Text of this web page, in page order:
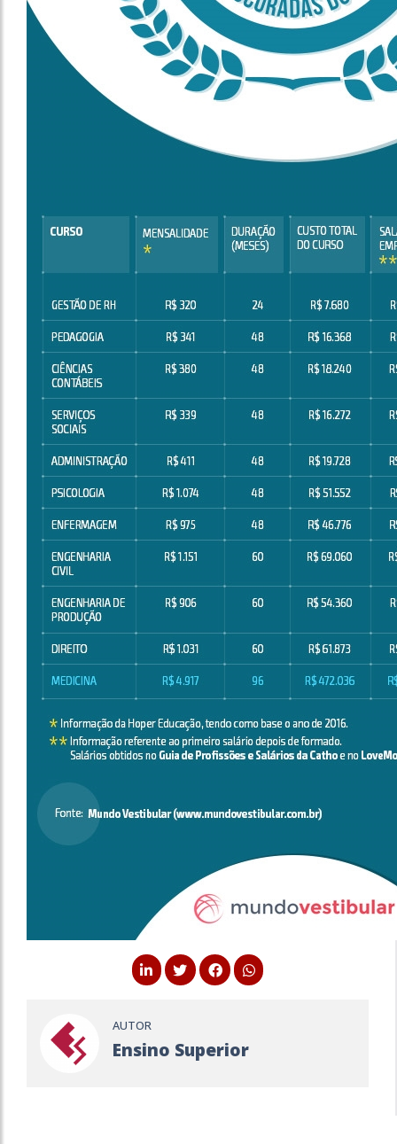
AUTOR
Ensino Superior